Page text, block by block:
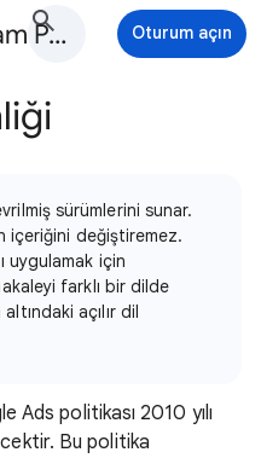
Google Ads Reklam Politikaları Yardım Oturum açın
sürümlerini sunar.
içeriğini değiştiremez.
uygulamak için
farklı bir dilde
açılır dil
Ads politikası 2010 yılı
Bu politika